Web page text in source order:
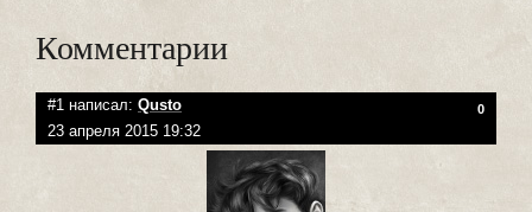
Комментарии
#1 написал: Qusto 0
23 апреля 2015 19:32